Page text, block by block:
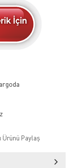
Ürünü Paylaş